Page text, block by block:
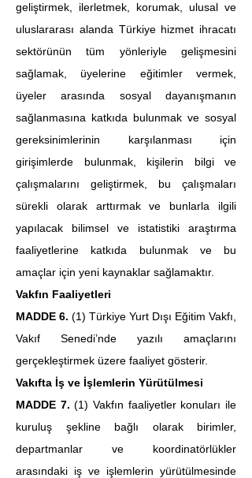
geliştirmek, ilerletmek, korumak, ulusal ve
uluslararası alanda Türkiye hizmet ihracatı
sektörünün tüm yönleriyle gelişmesini
sağlamak, üyelerine eğitimler vermek,
üyeler arasında sosyal dayanışmanın
sağlanmasına katkıda bulunmak ve sosyal
gereksinimlerinin karşılanması için
girişimlerde bulunmak, kişilerin bilgi ve
çalışmalarını geliştirmek, bu çalışmaları
sürekli olarak arttırmak ve bunlarla ilgili
yapılacak bilimsel ve istatistiki araştırma
faaliyetlerine katkıda bulunmak ve bu
amaçlar için yeni kaynaklar sağlamaktır.
Vakfın Faaliyetleri
MADDE 6. (1) Türkiye Yurt Dışı Eğitim Vakfı,
Vakıf Senedi’nde yazılı amaçlarını
gerçekleştirmek üzere faaliyet gösterir.
Vakıfta İş ve İşlemlerin Yürütülmesi
MADDE 7. (1) Vakfın faaliyetler konuları ile
kuruluş şekline bağlı olarak birimler,
departmanlar ve koordinatörlükler
arasındaki iş ve işlemlerin yürütülmesinde